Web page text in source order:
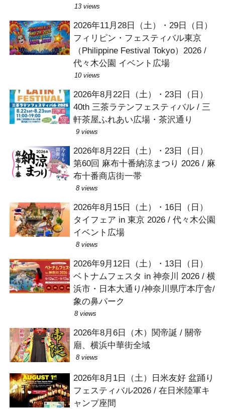
13 views
2026年11月28日（土）・29日（日）
フィリピン・フェスティバル東京
（Philippine Festival Tokyo）2026 /
代々木公園 イベント広場
10 views
2026年8月22日（土）・23日（日）
40th 三茶ラテンフェスティバル / 三
軒茶屋ふれあい広場・茶沢通り
9 views
2026年8月22日（土）・23日（日）
第60回 麻布十番納涼まつり 2026 / 麻
布十番商店街一帯
8 views
2026年8月15日（土）・16日（日）
タイフェア in 東京 2026 / 代々木公園
イベント広場
8 views
2026年9月12日（土）・13日（日）
ベトナムフェスタ in 神奈川 2026 / 横
浜市・日本大通り/神奈川県庁本庁舎/
象の鼻パーク
8 views
2026年8月6日（木）関帝誕 / 關帝
廟、横浜中華街全域
8 views
2026年8月1日（土）日米友好 盆踊り
フェスティバル2026 / 在日米陸軍キ
ャンプ座間